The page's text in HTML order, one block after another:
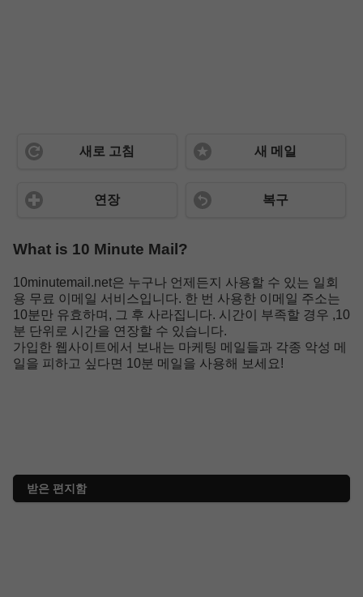
새로 고침 새 메일
연장 복구
What is 10 Minute Mail?
10minutemail.net은 누구나 언제든지 사용할 수 있는 일회
용 무료 이메일 서비스입니다. 한 번 사용한 이메일 주소는
10분만 유효하며, 그 후 사라집니다. 시간이 부족할 경우 ,10
분 단위로 시간을 연장할 수 있습니다.
가입한 웹사이트에서 보내는 마케팅 메일들과 각종 악성 메
일을 피하고 싶다면 10분 메일을 사용해 보세요!
받은 편지함